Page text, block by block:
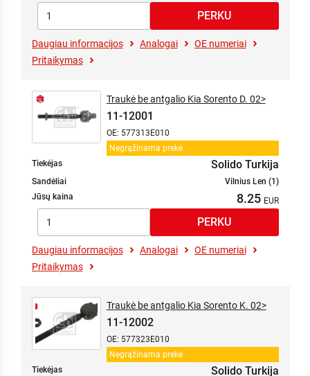
Daugiau informacijos Analogai
OE numeriai
Pritaikymas
Negrąžinama prekė
Traukė be antgalio Kia Sorento D. 02>
11-12001
OE: 577313E010
Tiekėjas Solido Turkija
Sandėliai
Vilnius Len (1)
Jūsų kaina
8.25
Daugiau informacijos Analogai
OE numeriai
Pritaikymas
Negrąžinama prekė
Traukė be antgalio Kia Sorento K. 02>
11-12002
OE: 577323E010
Tiekėjas Solido Turkija